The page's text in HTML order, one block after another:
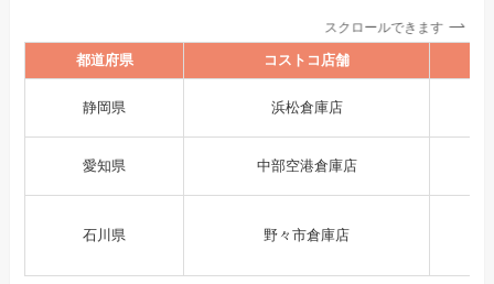
スクロールできます
都道府県 コストコ店舗
静岡県 浜松倉庫店
愛知県 中部空港倉庫店
石川県 野々市倉庫店